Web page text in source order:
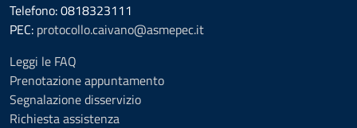
Telefono: 0818323111
PEC: protocollo.caivano@asmepec.it
Leggi le FAQ
Prenotazione appuntamento
Segnalazione disservizio
Richiesta assistenza